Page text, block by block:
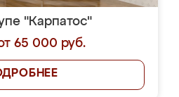
"Карпатос"
65 000 руб.